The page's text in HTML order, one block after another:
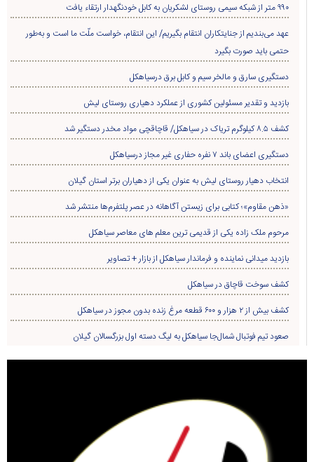
۹۹۰ متر از شبکه سیمی روستای لشکریان به کابل خودنگهدار ارتقاء یافت
عهد می‌بندیم از جنایتکاران انتقام بگیریم/ این انتقام، خواست ملّت ما است و به‌طور
حتمی باید صورت بگیرد
دستگیری سارق و مالخر سیم و کابل برق درسیاهکل
بازدید و تقدیر مسئولین کشوری از عملکرد دهیاری روستای لیش
کشف ۸.۵ کیلوگرم تریاک در سیاهکل/ قاچاقچی مواد مخدر دستگیر شد
دستگیری اعضای باند ۷ نفره حفاری غير مجاز درسیاهکل
انتخاب دهیار روستای لیش به عنوان یکی از دهیاران برتر استان گیلان
«ذهن مقاوم»؛ کتابی برای زیستن آگاهانه در عصر پلتفرم‌ها منتشر شد
مرحوم ملک زاده یکی از قدیمی ترین معلم های معاصر سیاهکل
بازدید میدانی نماینده و فرماندار سیاهکل از بازار + تصاویر
کشف سوخت قاچاق در سياهکل
کشف بیش از ۲ هزار و ۶۰۰ قطعه مرغ زنده بدون مجوز در سیاهکل
صعود تیم فوتبال شمال‌جا‌ سیاهکل به لیگ دسته اول بزرگسالان گیلان